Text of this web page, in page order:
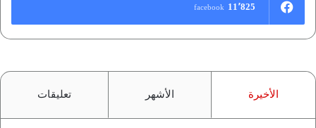
11٬825 facebook
الأخيرة الأشهر تعليقات